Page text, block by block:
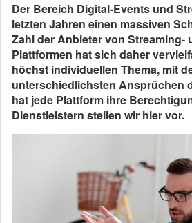
Der Bereich Digital-Events und
letzten Jahren einen massiven
Zahl der Anbieter von Streaming-
Plattformen hat sich daher
höchst individuellen Thema, mit
unterschiedlichsten Ansprüchen
hat jede Plattform ihre
Dienstleistern stellen wir hier vor.